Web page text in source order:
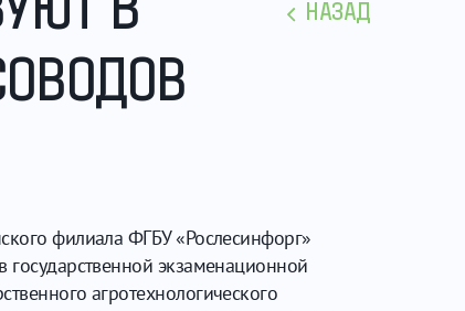
НАЗАД
филиала ФГБУ «Рослесинфорг»
государственной экзаменационной
агротехнологического